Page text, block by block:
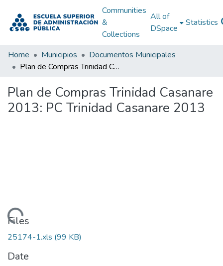
Communities
&
Collections
All of
DSpace
Statistics
Home Municipios
Documentos Municipales
Plan de Compras Trinidad Casanare 2013: PC Trinidad Casanare 2013
Plan de Compras Trinidad Casanare
2013: PC Trinidad Casanare 2013
Loading...
Files
25174-1.xls (99 KB)
Date